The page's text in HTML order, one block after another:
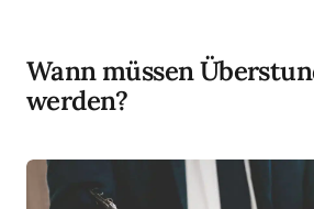
Wann müssen
werden?